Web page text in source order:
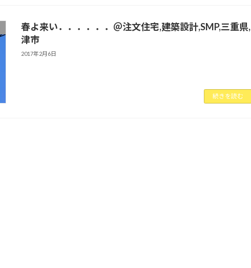
春よ来い．．．．．．＠注文住宅,建築設計,SMP,三重県,
津市
2017年2月6日
続きを読む